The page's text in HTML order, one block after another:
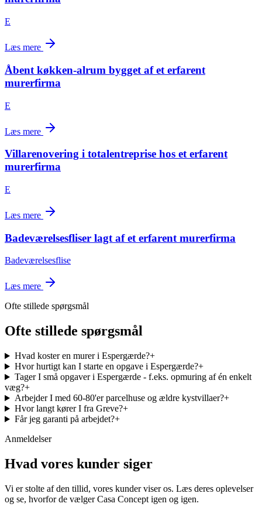
E
Læs mere
Åbent køkken-alrum bygget af et erfarent
murerfirma
E
Læs mere
Villarenovering i totalentreprise hos et erfarent
murerfirma
E
Læs mere
Badeværelsesfliser lagt af et erfarent murerfirma
Badeværelsesflise
Læs mere
Ofte stillede spørgsmål
Ofte stillede spørgsmål
Hvad koster en murer i Espergærde?+
Hvor hurtigt kan I starte en opgave i Espergærde?+
Tager I små opgaver i Espergærde - f.eks. opmuring af én enkelt
væg?+
Arbejder I med 60-80'er parcelhuse og ældre kystvillaer?+
Hvor langt kører I fra Greve?+
Får jeg garanti på arbejdet?+
Anmeldelser
Hvad vores kunder siger
Vi er stolte af den tillid, vores kunder viser os. Læs deres oplevelser
og se, hvorfor de vælger Casa Concept igen og igen.